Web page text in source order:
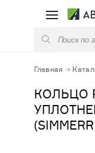
КАТАЛОГ
ЗАПЧАСТИ
ЗАПЧАСТИ
УСЛУГИ
РЕМОНТ
МАШИН
Главная
КОЛЬЦО